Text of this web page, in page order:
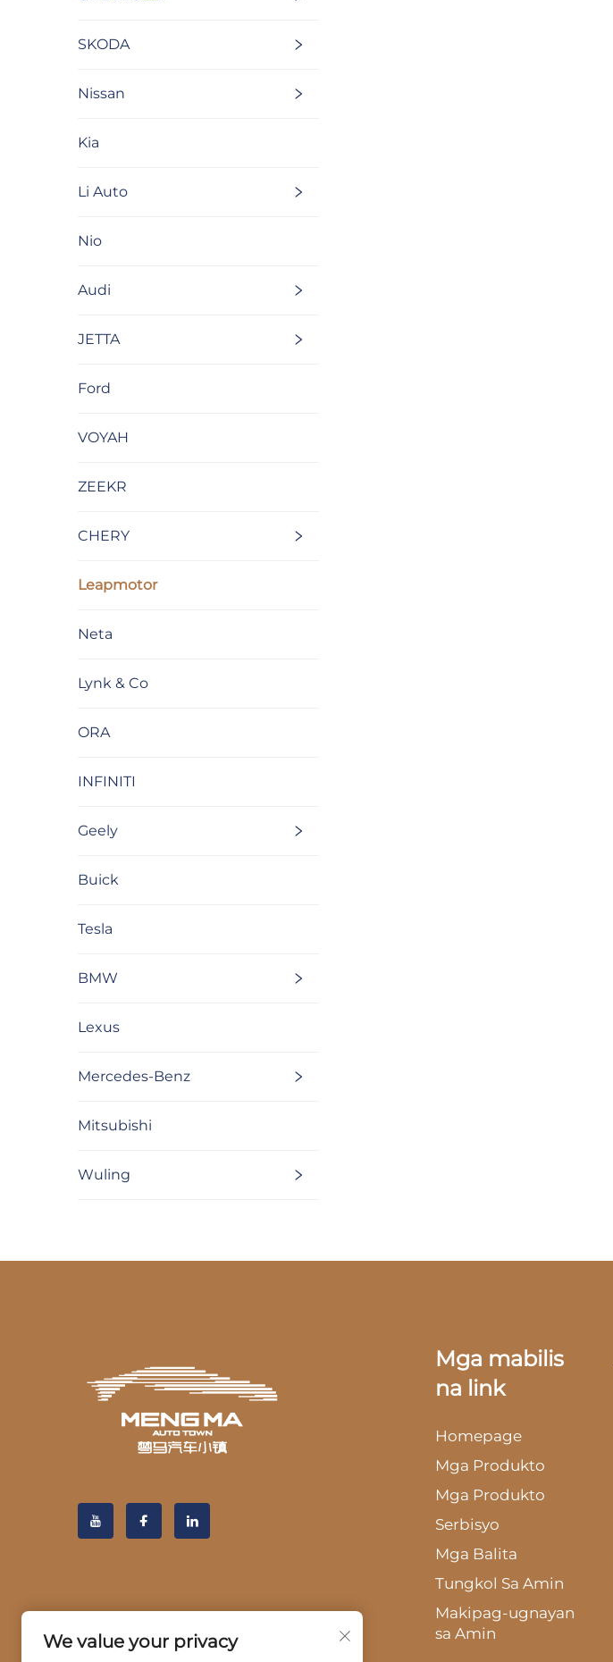
SKODA
Nissan
Kia
Li Auto
Nio
Audi
JETTA
Ford
VOYAH
ZEEKR
CHERY
Leapmotor
Neta
Lynk & Co
ORA
INFINITI
Geely
Buick
Tesla
BMW
Lexus
Mercedes-Benz
Mitsubishi
Wuling
Mga mabilis
na link
Homepage
Mga Produkto
Mga Produkto
Serbisyo
Mga Balita
Tungkol Sa Amin
Makipag-ugnayan
sa Amin
We value your privacy